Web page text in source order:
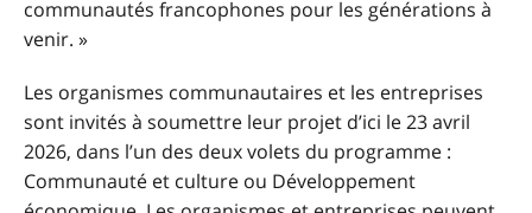
communautés francophones pour les générations à
venir. »
Les organismes communautaires et les entreprises
sont invités à soumettre leur projet d’ici le 23 avril
2026, dans l’un des deux volets du programme :
Communauté et culture ou Développement